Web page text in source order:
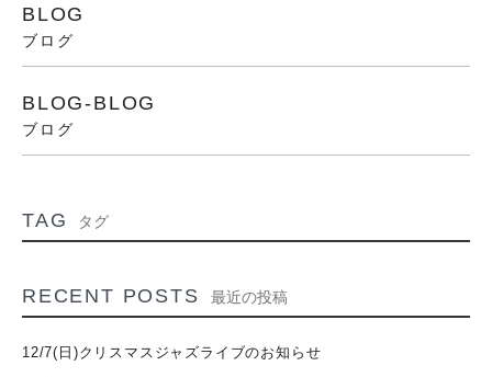
BLOG
ブログ
BLOG-BLOG
ブログ
TAG タグ
RECENT POSTS 最近の投稿
12/7(日)クリスマスジャズライブのお知らせ